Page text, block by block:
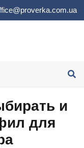
и
для